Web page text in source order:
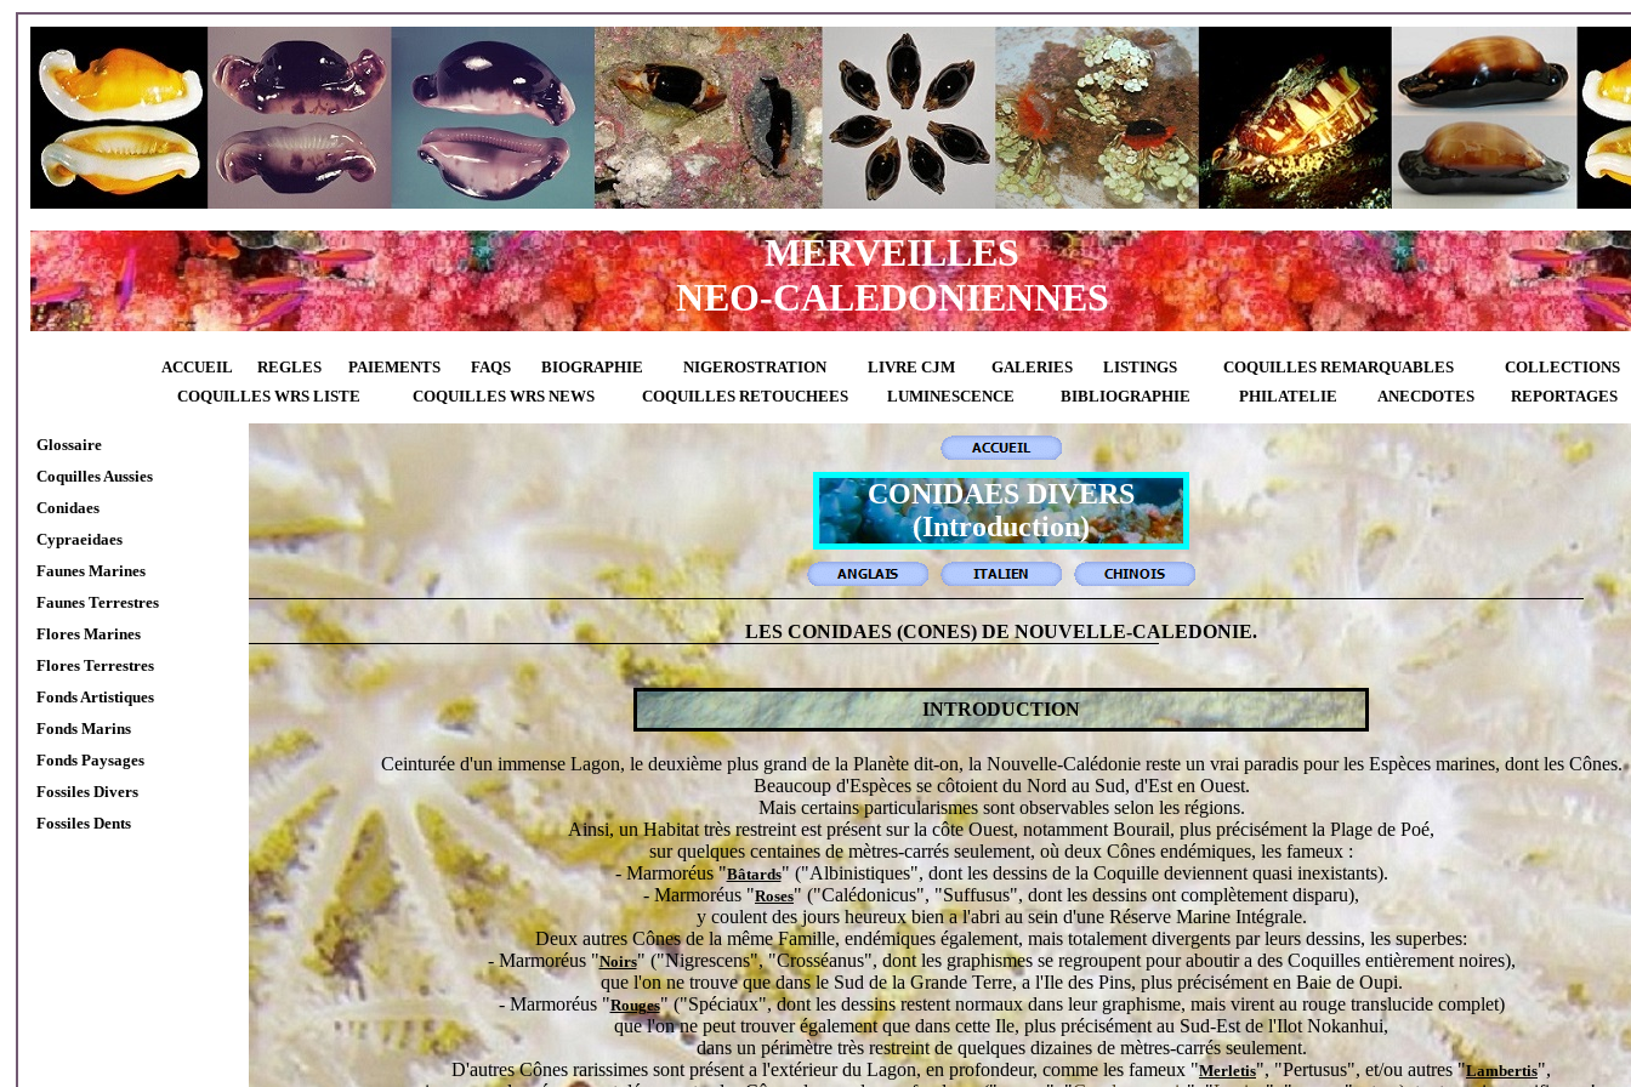
MERVEILLES
NEO-CALEDONIENNES
ACCUEIL REGLES PAIEMENTS FAQS BIOGRAPHIE NIGEROSTRATION LIVRE CJM GALERIES LISTINGS COQUILLES REMARQUABLES
COLLECTIONS
COQUILLES WRS LISTE
COQUILLES WRS NEWS COQUILLES RETOUCHEES LUMINESCENCE BIBLIOGRAPHIE PHILATELIE ANECDOTES REPORTAGES
Glossaire
Coquilles Aussies
Conidaes
Cypraeidaes
Faunes Marines
Faunes Terrestres
Flores Marines
Flores Terrestres
Fonds Artistiques
Fonds Marins
Fonds Paysages
Fossiles Divers
Fossiles Dents
CONIDAES DIVERS
(Introduction)
LES CONIDAES (CONES) DE NOUVELLE-CALEDONIE.
INTRODUCTION
Ceinturée d'un immense Lagon, le deuxième plus grand de la Planète dit-on, la Nouvelle-Calédonie reste un vrai paradis pour les Espèces marines, dont les Cônes.
Beaucoup d'Espèces se côtoient du Nord au Sud, d'Est en Ouest.
Mais certains particularismes sont observables selon les régions.
Ainsi, un Habitat très restreint est présent sur la côte Ouest, notamment Bourail, plus précisément la Plage de Poé,
sur quelques centaines de mètres-carrés seulement, où deux Cônes endémiques, les fameux :
- Marmoréus "Bâtards" ("Albinistiques", dont les dessins de la Coquille deviennent quasi inexistants).
- Marmoréus "Roses" ("Calédonicus", "Suffusus", dont les dessins ont complètement disparu),
y coulent des jours heureux bien a l'abri au sein d'une Réserve Marine Intégrale.
Deux autres Cônes de la même Famille, endémiques également, mais totalement divergents par leurs dessins, les superbes:
- Marmoréus "Noirs" ("Nigrescens", "Crosséanus", dont les graphismes se regroupent pour aboutir a des Coquilles entièrement noires),
que l'on ne trouve que dans le Sud de la Grande Terre, a l'Ile des Pins, plus précisément en Baie de Oupi.
- Marmoréus "Rouges"("Spéciaux", dont les dessins restent normaux dans leur graphisme, mais virent au rouge translucide complet)
que l'on ne peut trouver également que dans cette Ile, plus précisément au Sud-Est de l'Ilot Nokanhui,
dans un périmètre très restreint de quelques dizaines de mètres-carrés seulement.
D'autres Cônes rarissimes sont présent a l'extérieur du Lagon, en profondeur, comme les fameux "Merletis", "Pertusus", et/ou autres "Lambertis",